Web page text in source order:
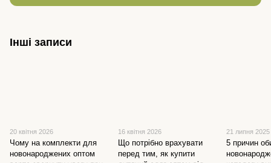
Інші записи
20 квітня 2026
Чому на комплекти для
новонароджених оптом
16 квітня 2026
Що потрібно врахувати
перед тим, як купити
21 липня 2025
5 причин